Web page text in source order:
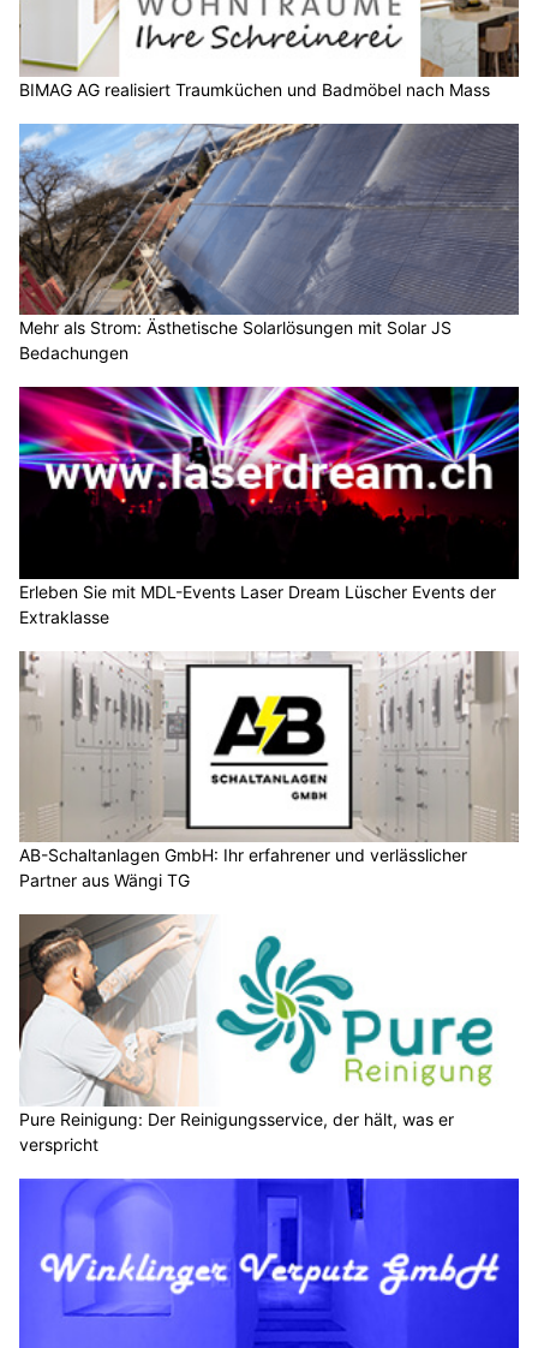
BIMAG AG realisiert Traumküchen und Badmöbel nach Mass
Mehr als Strom: Ästhetische Solarlösungen mit Solar JS
Bedachungen
Erleben Sie mit MDL-Events Laser Dream Lüscher Events der
Extraklasse
AB-Schaltanlagen GmbH: Ihr erfahrener und verlässlicher
Partner aus Wängi TG
Pure Reinigung: Der Reinigungsservice, der hält, was er
verspricht